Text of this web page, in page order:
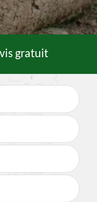
gratuit